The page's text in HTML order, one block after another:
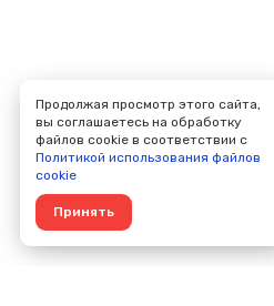
Продолжая просмотр этого сайта,
вы соглашаетесь на обработку
файлов cookie в соответствии с
Политикой использования файлов
cookie
Принять